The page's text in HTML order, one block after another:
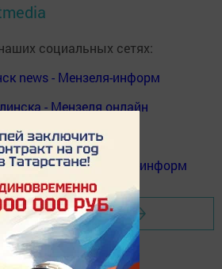
социальных сетях:
news - Мензеля-информ
- Мензеля онлайн
menzelinsk
news - Мензеля-информ
страницу новости